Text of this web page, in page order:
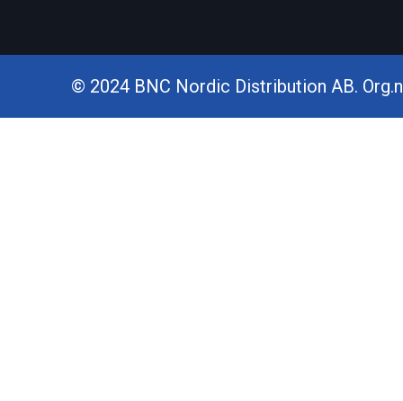
© 2024 BNC Nordic Distribution AB.